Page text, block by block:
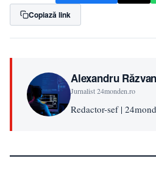
Copiază link
Alexandru
Jurnalist 24monden.ro
Redactor-sef |